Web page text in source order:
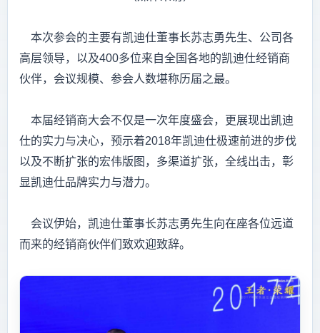
本次参会的主要有凯迪仕董事长苏志勇先生、公司各
高层领导，以及400多位来自全国各地的凯迪仕经销商
伙伴，会议规模、参会人数堪称历届之最。
本届经销商大会不仅是一次年度盛会，更展现出凯迪
仕的实力与决心，预示着2018年凯迪仕极速前进的步伐
以及不断扩张的宏伟版图，多渠道扩张，全线出击，彰
显凯迪仕品牌实力与潜力。
会议伊始，凯迪仕董事长苏志勇先生向在座各位远道
而来的经销商伙伴们致欢迎致辞。